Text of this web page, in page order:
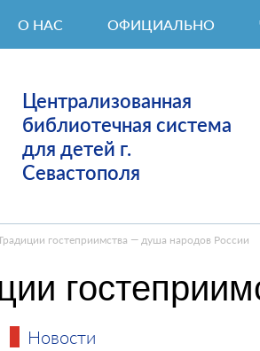
О НАС ОФИЦИАЛЬНО
Централизованная
библиотечная система
для детей г.
Севастополя
гостеприимства — душа народов России
Новости